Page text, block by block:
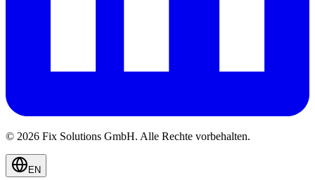
© 2026 Fix Solutions GmbH. Alle Rechte vorbehalten.
EN